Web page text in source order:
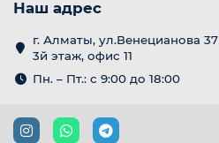
Наш адрес
г. Алматы, ул.Венецианова 37
3й этаж, офис 11
Пн. – Пт.: с 9:00 до 18:00